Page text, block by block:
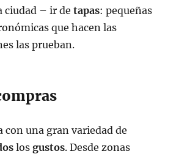
ciudad – ir detapas: pequeñas
que hacen las
las prueban.
con una gran variedad de
losgustos. Desde zonas